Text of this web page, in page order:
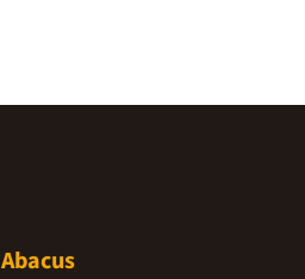
Abacus